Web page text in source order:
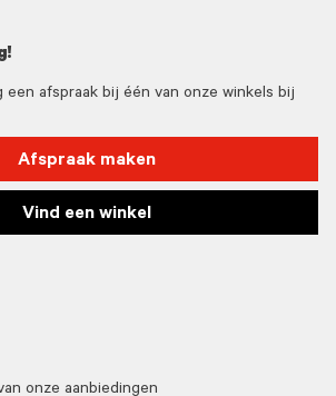
een afspraak bij één van onze winkels bij
Afspraak maken
Vind een winkel
onze aanbiedingen